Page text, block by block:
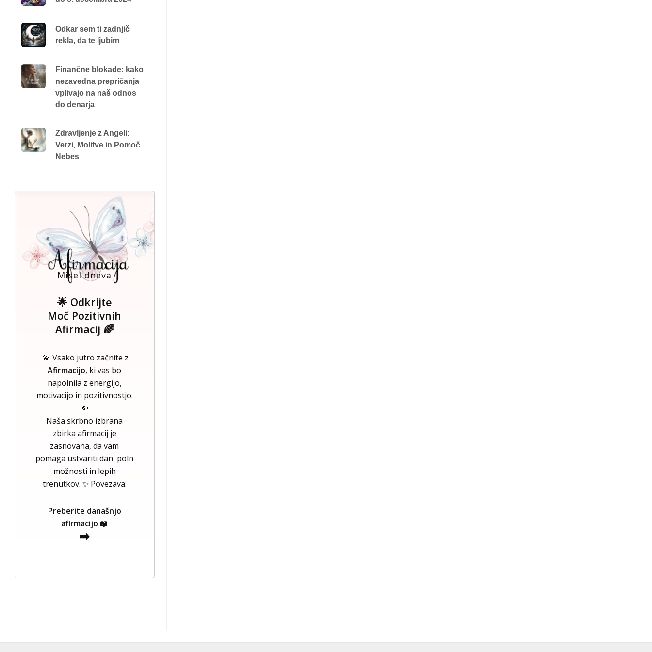
Odkar sem ti zadnjič
rekla, da te ljubim
Finančne blokade: kako
nezavedna prepričanja
vplivajo na naš odnos
do denarja
Zdravljenje z Angeli:
Verzi, Molitve in Pomoč
Nebes
Misel dneva
🌟 Odkrijte
Moč Pozitivnih
Afirmacij 🌈
💫 Vsako jutro začnite z
Afirmacijo, ki vas bo
napolnila z energijo,
motivacijo in pozitivnostjo.
🌞
Naša skrbno izbrana
zbirka afirmacij je
zasnovana, da vam
pomaga ustvariti dan, poln
možnosti in lepih
trenutkov. ✨ Povezava:
Preberite današnjo
afirmacijo 📖
➡️